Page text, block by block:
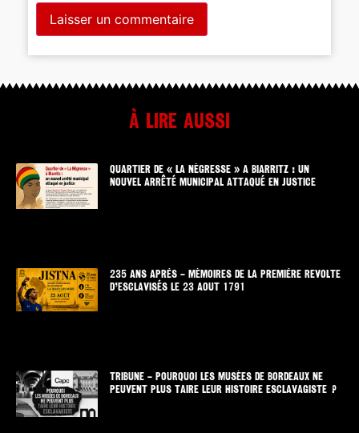
À lire aussi
QUARTIER DE « LA NÉGRESSE » A BIARRITZ : UN
NOUVEL ARRÊTÉ MUNICIPAL ATTAQUÉ EN JUSTICE
235 ANS APRÈS – MÉMOIRES DE LA PREMIÈRE REVOLTE
D’ESCLAVISÉS LE 23 AOUT 1791
TRIBUNE – POURQUOI LES MUSÉES DE BORDEAUX NE
PEUVENT PLUS TAIRE LEUR HISTOIRE ESCLAVAGISTE ?